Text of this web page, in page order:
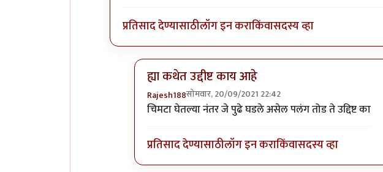
प्रतिसाद देण्यासाठीलॉग इन कराकिंवासदस्य व्हा
ह्या कथेत उद्दीष्ट काय आहे
Rajesh188सोमवार, 20/09/2021 22:42
In reply toलेखाचं उद्दीश्ट:byबबन ताम्बे
चिमटा घेतल्या नंतर जे पुढे घडले असेल पलंग तोड ते उद्दिष्ट का
प्रतिसाद देण्यासाठीलॉग इन कराकिंवासदस्य व्हा